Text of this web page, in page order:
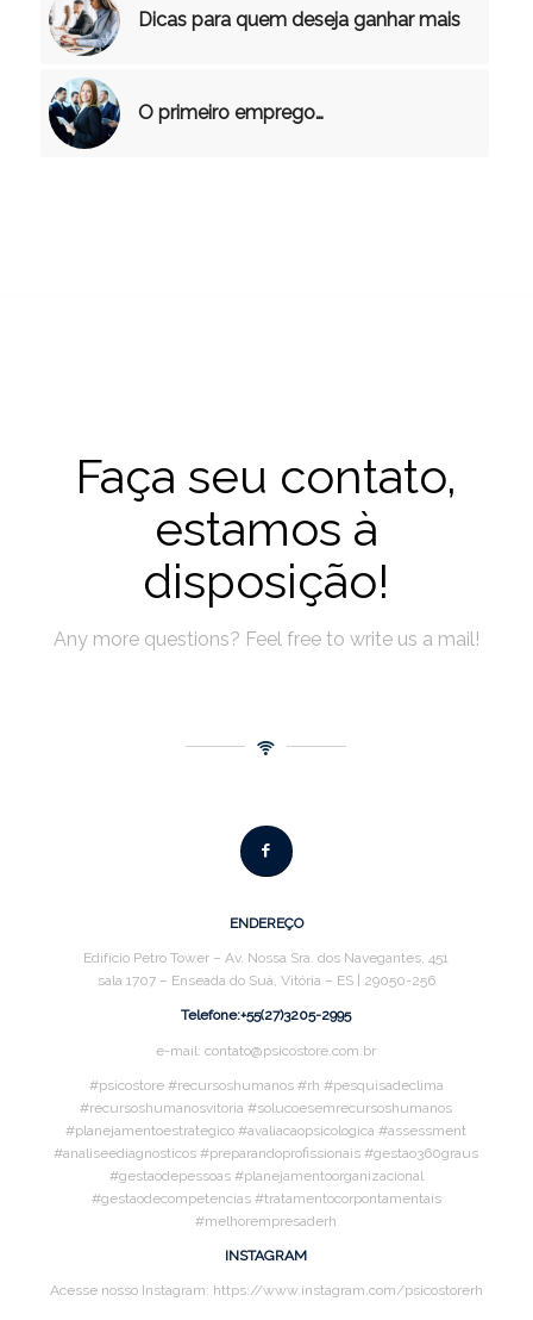
Dicas para quem deseja ganhar mais
O primeiro emprego…
Faça seu contato,
estamos à
disposição!
Any more questions? Feel free to write us a mail!
ENDEREÇO
Edifício Petro Tower – Av. Nossa Sra. dos Navegantes, 451
sala 1707 – Enseada do Suá, Vitória – ES | 29050-256
Telefone:+55(27)3205-2995
e-mail: contato@psicostore.com.br
#psicostore #recursoshumanos #rh #pesquisadeclima
#recursoshumanosvitoria #solucoesemrecursoshumanos
#planejamentoestrategico #avaliacaopsicologica #assessment
#analiseediagnosticos #preparandoprofissionais #gestao360graus
#gestaodepessoas #planejamentoorganizacional
#gestaodecompetencias #tratamentocorpontamentais
#melhorempresaderh
INSTAGRAM
Acesse nosso Instagram: https://www.instagram.com/psicostorerh